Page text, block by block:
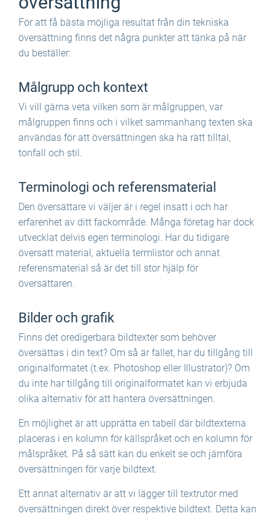
För att få bästa möjliga resultat från din tekniska
översättning finns det några punkter att tänka på när
du beställer:
Målgrupp och kontext
Vi vill gärna veta vilken som är målgruppen, var
målgruppen finns och i vilket sammanhang texten ska
användas för att översättningen ska ha rätt tilltal,
tonfall och stil.
Terminologi och referensmaterial
Den översättare vi väljer är i regel insatt i och har
erfarenhet av ditt fackområde. Många företag har dock
utvecklat delvis egen terminologi. Har du tidigare
översatt material, aktuella termlistor och annat
referensmaterial så är det till stor hjälp för
översättaren.
Bilder och grafik
Finns det oredigerbara bildtexter som behöver
översättas i din text? Om så är fallet, har du tillgång till
originalformatet (t.ex. Photoshop eller Illustrator)? Om
du inte har tillgång till originalformatet kan vi erbjuda
olika alternativ för att hantera översättningen.
En möjlighet är att upprätta en tabell där bildtexterna
placeras i en kolumn för källspråket och en kolumn för
målspråket. På så sätt kan du enkelt se och jämföra
översättningen för varje bildtext.
Ett annat alternativ är att vi lägger till textrutor med
översättningen direkt över respektive bildtext. Detta kan